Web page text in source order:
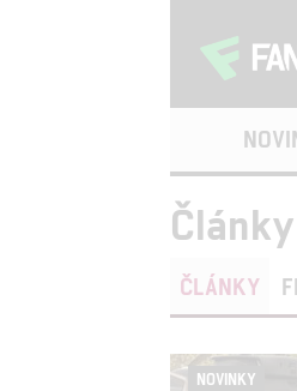
ČLÁNKY
NOVINKY